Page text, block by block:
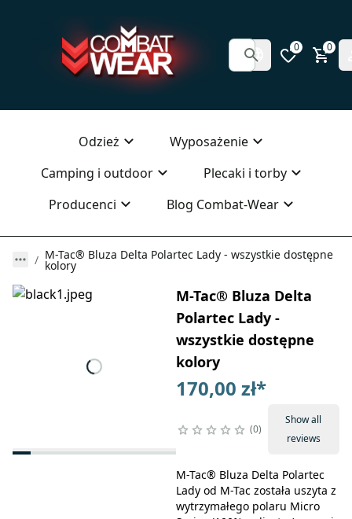
0 0
Odzież
Wyposażenie
Camping i outdoor
Plecaki i torby
Producenci
Blog Combat-Wear
M-Tac® Bluza Delta Polartec Lady - wszystkie dostępne
kolory
M-Tac® Bluza Delta
Polartec Lady -
wszystkie dostępne
kolory
170,00 zł*
0
Show all
reviews
M-Tac® Bluza Delta Polartec
Lady od M-Tac została uszyta z
wytrzymałego polaru Micro